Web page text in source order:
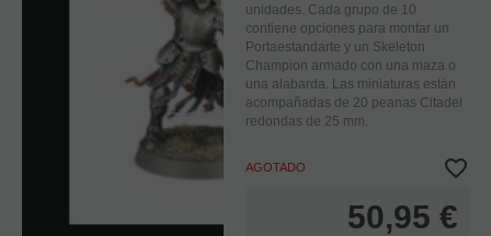
unidades. Cada grupo de 10
contiene opciones para montar un
Portaestandarte y un Skeleton
Champion armado con una maza o
una alabarda. Las miniaturas están
acompañadas de 20 peanas Citadel
redondas de 25 mm.
AGOTADO
50,95 €